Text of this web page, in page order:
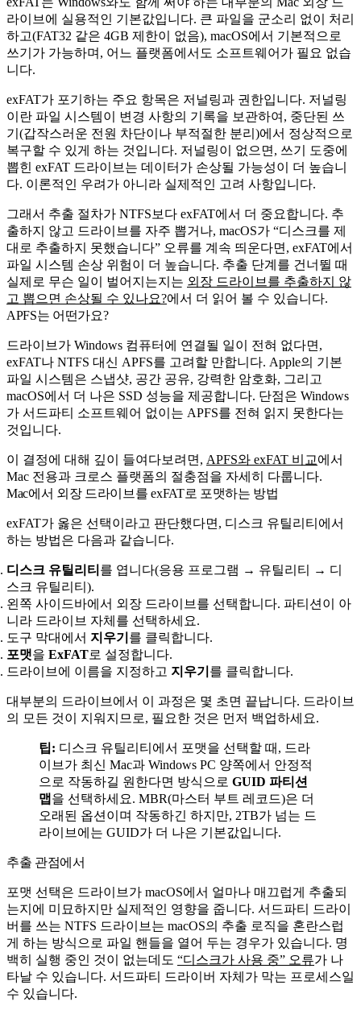
라이브에 실용적인 기본값입니다. 큰 파일을 군소리 없이 처리
하고(FAT32 같은 4GB 제한이 없음), macOS에서 기본적으로
쓰기가 가능하며, 어느 플랫폼에서도 소프트웨어가 필요 없습
니다.
exFAT가 포기하는 주요 항목은 저널링과 권한입니다. 저널링
이란 파일 시스템이 변경 사항의 기록을 보관하여, 중단된 쓰
기(갑작스러운 전원 차단이나 부적절한 분리)에서 정상적으로
복구할 수 있게 하는 것입니다. 저널링이 없으면, 쓰기 도중에
뽑힌 exFAT 드라이브는 데이터가 손상될 가능성이 더 높습니
다. 이론적인 우려가 아니라 실제적인 고려 사항입니다.
그래서 추출 절차가 NTFS보다 exFAT에서 더 중요합니다. 추
출하지 않고 드라이브를 자주 뽑거나, macOS가 “디스크를 제
대로 추출하지 못했습니다” 오류를 계속 띄운다면, exFAT에서
파일 시스템 손상 위험이 더 높습니다. 추출 단계를 건너뛸 때
실제로 무슨 일이 벌어지는지는 외장 드라이브를 추출하지 않
고 뽑으면 손상될 수 있나요?에서 더 읽어 볼 수 있습니다.
APFS는 어떤가요?
드라이브가 Windows 컴퓨터에 연결될 일이 전혀 없다면,
exFAT나 NTFS 대신 APFS를 고려할 만합니다. Apple의 기본
파일 시스템은 스냅샷, 공간 공유, 강력한 암호화, 그리고
macOS에서 더 나은 SSD 성능을 제공합니다. 단점은 Windows
가 서드파티 소프트웨어 없이는 APFS를 전혀 읽지 못한다는
것입니다.
이 결정에 대해 깊이 들여다보려면, APFS와 exFAT 비교에서
Mac 전용과 크로스 플랫폼의 절충점을 자세히 다룹니다.
Mac에서 외장 드라이브를 exFAT로 포맷하는 방법
exFAT가 옳은 선택이라고 판단했다면, 디스크 유틸리티에서
하는 방법은 다음과 같습니다.
디스크 유틸리티 를 엽니다(응용 프로그램 → 유틸리티 → 디
스크 유틸리티).
왼쪽 사이드바에서 외장 드라이브를 선택합니다. 파티션이 아
니라 드라이브 자체를 선택하세요.
도구 막대에서 지우기 를 클릭합니다.
포맷을 ExFAT로 설정합니다.
드라이브에 이름을 지정하고 지우기 를 클릭합니다.
대부분의 드라이브에서 이 과정은 몇 초면 끝납니다. 드라이브
의 모든 것이 지워지므로, 필요한 것은 먼저 백업하세요.
팁: 디스크 유틸리티에서 포맷을 선택할 때, 드라
이브가 최신 Mac과 Windows PC 양쪽에서 안정적
으로 작동하길 원한다면 방식으로 GUID 파티션
맵 을 선택하세요. MBR(마스터 부트 레코드)은 더
오래된 옵션이며 작동하긴 하지만, 2TB가 넘는 드
라이브에는 GUID가 더 나은 기본값입니다.
추출 관점에서
포맷 선택은 드라이브가 macOS에서 얼마나 매끄럽게 추출되
는지에 미묘하지만 실제적인 영향을 줍니다. 서드파티 드라이
버를 쓰는 NTFS 드라이브는 macOS의 추출 로직을 혼란스럽
게 하는 방식으로 파일 핸들을 열어 두는 경우가 있습니다. 명
백히 실행 중인 것이 없는데도 “디스크가 사용 중” 오류가 나
타날 수 있습니다. 서드파티 드라이버 자체가 막는 프로세스일
수 있습니다.